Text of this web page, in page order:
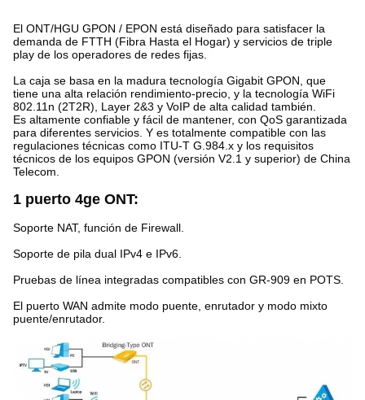
El ONT/HGU GPON / EPON está diseñado para satisfacer la
demanda de FTTH (Fibra Hasta el Hogar) y servicios de triple
play de los operadores de redes fijas.
La caja se basa en la madura tecnología Gigabit GPON, que
tiene una alta relación rendimiento-precio, y la tecnología WiFi
802.11n (2T2R), Layer 2&3 y VoIP de alta calidad también.
Es altamente confiable y fácil de mantener, con QoS garantizada
para diferentes servicios. Y es totalmente compatible con las
regulaciones técnicas como ITU-T G.984.x y los requisitos
técnicos de los equipos GPON (versión V2.1 y superior) de China
Telecom.
1 puerto 4ge ONT:
Soporte NAT, función de Firewall.
Soporte de pila dual IPv4 e IPv6.
Pruebas de línea integradas compatibles con GR-909 en POTS.
El puerto WAN admite modo puente, enrutador y modo mixto
puente/enrutador.